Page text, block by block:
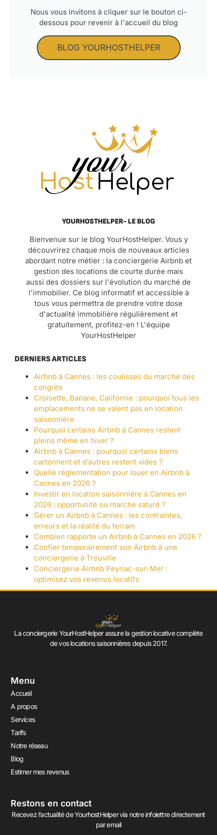
Nous vous invitons à cliquer sur le bouton ci-
dessous pour revenir à l'accueil du blog
BLOG YOURHOSTHELPER
YOURHOSTHELPER- LE BLOG
Bienvenue sur le blog YourHostHelper. Vous y
découvrirez chaque mois de nouveaux articles
abordant notre métier : la conciergerie Airbnb et
gestion des locations de courte durée mais
aussi des dossiers sur l'évolution du marché de
l'immobilier. Ce blog informatif et accessible à
tous vous permettra de prendre votre dose
d'actualité immobilière régulièrement et
gratuitement, profitez-en ! L'équipe
YourHostHelper
DERNIERS ARTICLES
Airbnb à Cannes : les coulisses du marché des
congrès
Croisette, Banane, Californie : pourquoi tous les
emplacements ne se valent pas en location
saisonnière
Pourquoi certains Airbnb à Cannes restent
pleins même en hiver ?
Airbnb à Cannes : pourquoi certains biens
cartonnent et d’autres restent vides ?
Quelle règlementation pour louer en Airbnb à
Cannes en 2026 ?
Investir en location saisonnière à Cannes en
2026 : opportunité ou marché saturé ?
Gérer un Airbnb à Cannes : les contraintes,
erreurs et la réalité du terrain
Combien rapporte un Airbnb à Cannes en 2026 ?
Confier temporairement son Airbnb à une
conciergerie à Trouville
Conciergerie Airbnb Peyriac-sur-Mer :
optimisez vos revenus locatifs
La conciergerie YourHostHelper assure la gestion locative complète
de vos locations saisonnières depuis 2017.
Menu
Accueil
A propos
Services
Tarifs
Notre réseau
Blog
Estimer mes revenus
Restons en contact
Recevez l’actualité de YourhostHelper via notre infolettre directement
par email